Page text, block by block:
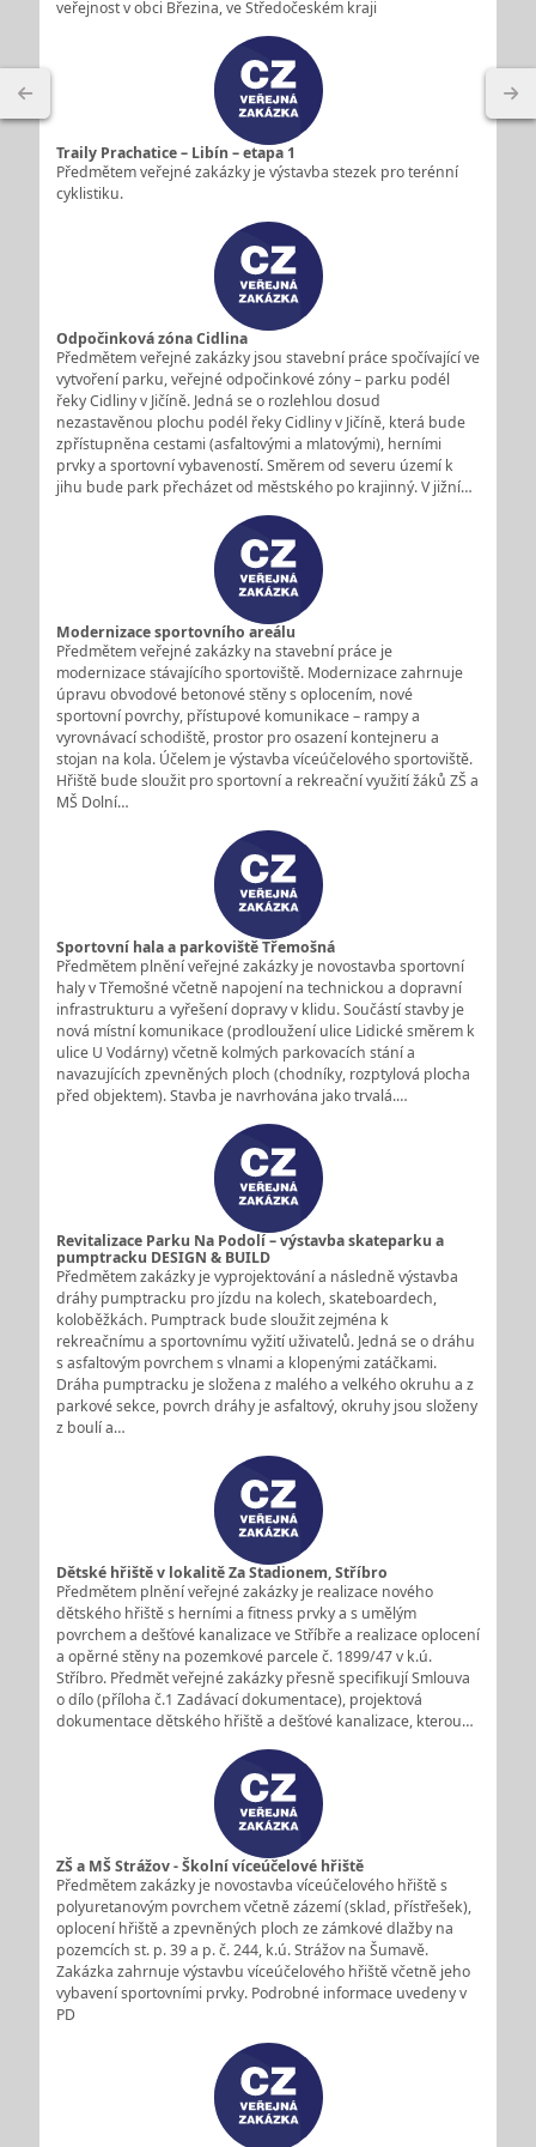
veřejnost v obci Březina, ve Středočeském kraji
Traily Prachatice – Libín – etapa 1
Předmětem veřejné zakázky je výstavba stezek pro terénní
cyklistiku.
Odpočinková zóna Cidlina
Předmětem veřejné zakázky jsou stavební práce spočívající ve
vytvoření parku, veřejné odpočinkové zóny – parku podél
řeky Cidliny v Jičíně. Jedná se o rozlehlou dosud
nezastavěnou plochu podél řeky Cidliny v Jičíně, která bude
zpřístupněna cestami (asfaltovými a mlatovými), herními
prvky a sportovní vybaveností. Směrem od severu území k
jihu bude park přecházet od městského po krajinný. V jižní…
Modernizace sportovního areálu
Předmětem veřejné zakázky na stavební práce je
modernizace stávajícího sportoviště. Modernizace zahrnuje
úpravu obvodové betonové stěny s oplocením, nové
sportovní povrchy, přístupové komunikace – rampy a
vyrovnávací schodiště, prostor pro osazení kontejneru a
stojan na kola. Účelem je výstavba víceúčelového sportoviště.
Hřiště bude sloužit pro sportovní a rekreační využití žáků ZŠ a
MŠ Dolní…
Sportovní hala a parkoviště Třemošná
Předmětem plnění veřejné zakázky je novostavba sportovní
haly v Třemošné včetně napojení na technickou a dopravní
infrastrukturu a vyřešení dopravy v klidu. Součástí stavby je
nová místní komunikace (prodloužení ulice Lidické směrem k
ulice U Vodárny) včetně kolmých parkovacích stání a
navazujících zpevněných ploch (chodníky, rozptylová plocha
před objektem). Stavba je navrhována jako trvalá.…
Revitalizace Parku Na Podolí – výstavba skateparku a
pumptracku DESIGN & BUILD
Předmětem zakázky je vyprojektování a následně výstavba
dráhy pumptracku pro jízdu na kolech, skateboardech,
koloběžkách. Pumptrack bude sloužit zejména k
rekreačnímu a sportovnímu vyžití uživatelů. Jedná se o dráhu
s asfaltovým povrchem s vlnami a klopenými zatáčkami.
Dráha pumptracku je složena z malého a velkého okruhu a z
parkové sekce, povrch dráhy je asfaltový, okruhy jsou složeny
z boulí a…
Dětské hřiště v lokalitě Za Stadionem, Stříbro
Předmětem plnění veřejné zakázky je realizace nového
dětského hřiště s herními a fitness prvky a s umělým
povrchem a dešťové kanalizace ve Stříbře a realizace oplocení
a opěrné stěny na pozemkové parcele č. 1899/47 v k.ú.
Stříbro. Předmět veřejné zakázky přesně specifikují Smlouva
o dílo (příloha č.1 Zadávací dokumentace), projektová
dokumentace dětského hřiště a dešťové kanalizace, kterou…
ZŠ a MŠ Strážov - Školní víceúčelové hřiště
Předmětem zakázky je novostavba víceúčelového hřiště s
polyuretanovým povrchem včetně zázemí (sklad, přístřešek),
oplocení hřiště a zpevněných ploch ze zámkové dlažby na
pozemcích st. p. 39 a p. č. 244, k.ú. Strážov na Šumavě.
Zakázka zahrnuje výstavbu víceúčelového hřiště včetně jeho
vybavení sportovními prvky. Podrobné informace uvedeny v
PD